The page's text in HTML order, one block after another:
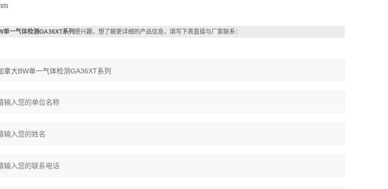
单一气体检测GA36XT系列感兴趣，想了解更详细的产品信息，填写下表直接与厂家联系：